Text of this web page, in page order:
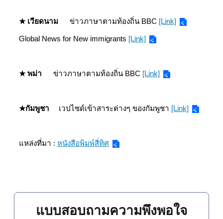
★ เวียดนาม ข่าวภาษาตามท้องถิ่น BBC [Link]
Global News for New immigrants [Link]
★ พม่า ข่าวภาษาตามท้องถิ่น BBC [Link]
★กัมพูชา เวปไซด์เข้าสาระต่างๆ ของกัมพูชา [Link]
แหล่งที่มา : หนังสือพิมพ์สี่ทิศ
แบบสอบถามความพึงพอใจ